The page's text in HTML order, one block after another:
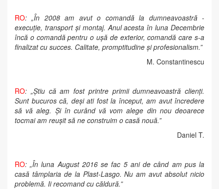
RO: „În 2008 am avut o comandă la dumneavoastră -
execuție, transport și montaj. Anul acesta în luna Decembrie
încă o comandă pentru o ușă de exterior, comandă care s-a
finalizat cu succes. Calitate, promptitudine și profesionalism.”
M. Constantinescu
RO: „Știu că am fost printre primii dumneavoastră clienți.
Sunt bucuros că, deși ati fost la început, am avut încredere
să vă aleg. Și în curând vă vom alege din nou deoarece
tocmai am reușit să ne construim o casă nouă.”
Daniel T.
RO: „În luna August 2016 se fac 5 ani de când am pus la
casă tâmplaria de la Plast-Lasgo. Nu am avut absolut nicio
problemă. Ii recomand cu căldură.”